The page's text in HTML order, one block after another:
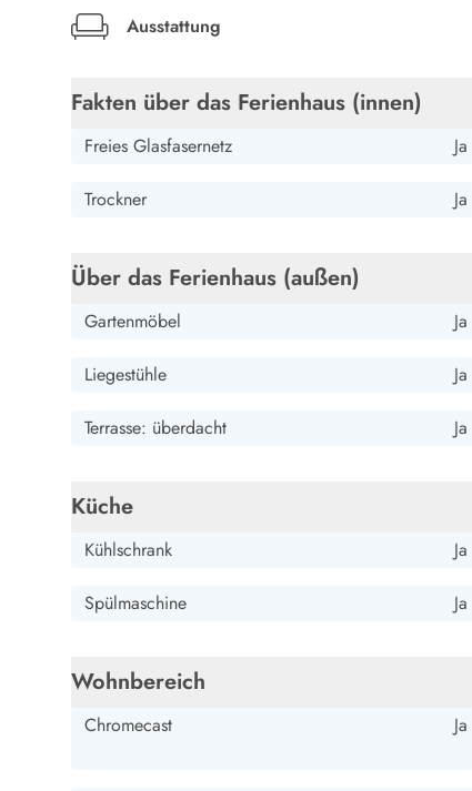
Zoos und Tierparks in Dänemark
Angeln in Dänemark
Bowling in Dänemark
Minigolf spielen in Dänemark
Schwimmhallen und Badeländer
Golfen in Dänemark
Fahrradfahren in Dänemark
Reiten in Dänemark
Surfen in Dänemark
Wasserski in Dänemark
Kultur in Dänemark
Kunstmuseen
Essen und Trinken
Weihnachten in Dänemark
Wikinger in Dänemark
Ausstattung
Fakten über das Ferienhaus (innen)
Freies Glasfasernetz Ja
Trockner Ja
Über das Ferienhaus (außen)
Gartenmöbel Ja
Liegestühle Ja
Terrasse: überdacht Ja
Küche
Kühlschrank Ja
Spülmaschine Ja
Wohnbereich
Chromecast Ja